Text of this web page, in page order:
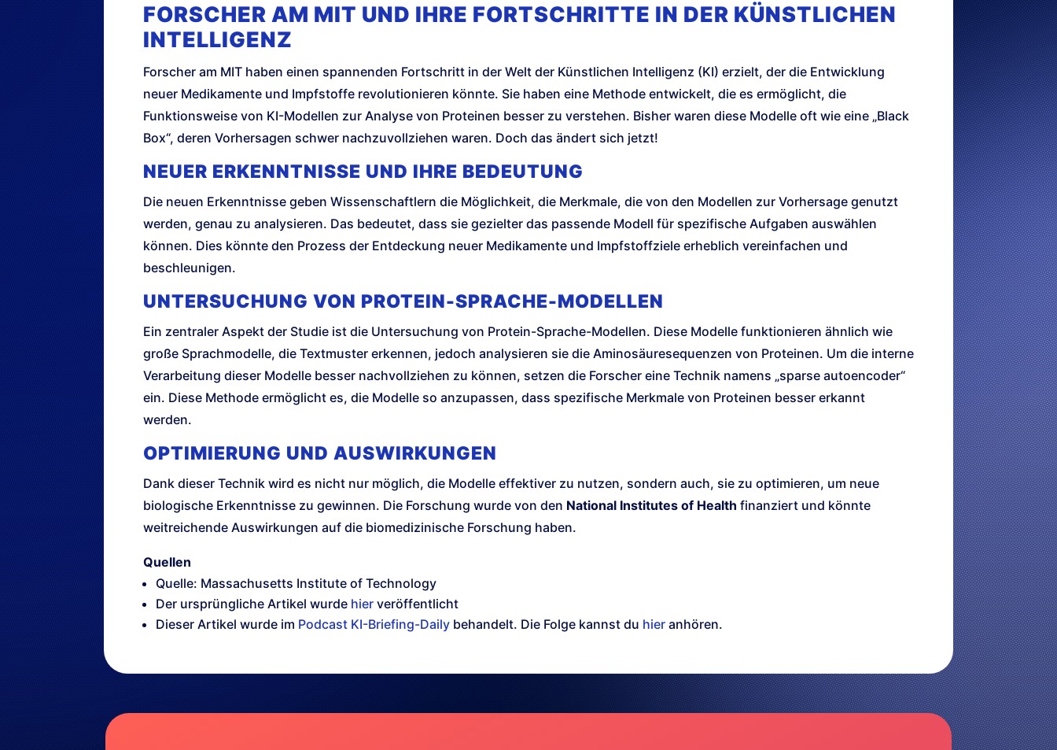
FORSCHER AM MIT UND IHRE FORTSCHRITTE IN DER KÜNSTLICHEN
INTELLIGENZ
Forscher am MIT haben einen spannenden Fortschritt in der Welt der Künstlichen Intelligenz (KI) erzielt, der die Entwicklung
neuer Medikamente und Impfstoffe revolutionieren könnte. Sie haben eine Methode entwickelt, die es ermöglicht, die
Funktionsweise von KI-Modellen zur Analyse von Proteinen besser zu verstehen. Bisher waren diese Modelle oft wie eine „Black
Box“, deren Vorhersagen schwer nachzuvollziehen waren. Doch das ändert sich jetzt!
NEUER ERKENNTNISSE UND IHRE BEDEUTUNG
Die neuen Erkenntnisse geben Wissenschaftlern die Möglichkeit, die Merkmale, die von den Modellen zur Vorhersage genutzt
werden, genau zu analysieren. Das bedeutet, dass sie gezielter das passende Modell für spezifische Aufgaben auswählen
können. Dies könnte den Prozess der Entdeckung neuer Medikamente und Impfstoffziele erheblich vereinfachen und
beschleunigen.
UNTERSUCHUNG VON PROTEIN-SPRACHE-MODELLEN
Ein zentraler Aspekt der Studie ist die Untersuchung von Protein-Sprache-Modellen. Diese Modelle funktionieren ähnlich wie
große Sprachmodelle, die Textmuster erkennen, jedoch analysieren sie die Aminosäuresequenzen von Proteinen. Um die interne
Verarbeitung dieser Modelle besser nachvollziehen zu können, setzen die Forscher eine Technik namens „sparse autoencoder“
ein. Diese Methode ermöglicht es, die Modelle so anzupassen, dass spezifische Merkmale von Proteinen besser erkannt
werden.
OPTIMIERUNG UND AUSWIRKUNGEN
Dank dieser Technik wird es nicht nur möglich, die Modelle effektiver zu nutzen, sondern auch, sie zu optimieren, um neue
biologische Erkenntnisse zu gewinnen. Die Forschung wurde von den National Institutes of Health finanziert und könnte
weitreichende Auswirkungen auf die biomedizinische Forschung haben.
Quellen
Quelle: Massachusetts Institute of Technology
Der ursprüngliche Artikel wurde hier veröffentlicht
Dieser Artikel wurde im Podcast KI-Briefing-Daily behandelt. Die Folge kannst du hier anhören.